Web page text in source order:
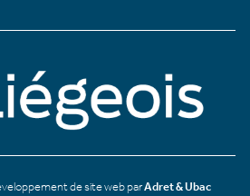
de site web parAdret & Ubac